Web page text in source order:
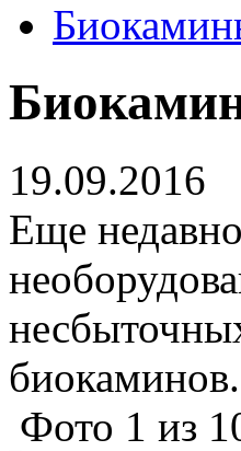
19.09.2016
Еще
биокаминов.
Фото 1 из